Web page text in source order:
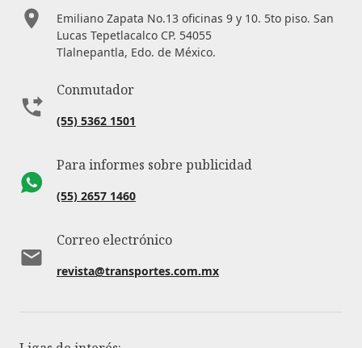
Emiliano Zapata No.13 oficinas 9 y 10. 5to piso. San
Lucas Tepetlacalco CP. 54055
Tlalnepantla, Edo. de México.
Conmutador
(55) 5362 1501
Para informes sobre publicidad
(55) 2657 1460
Correo electrónico
revista@transportes.com.mx